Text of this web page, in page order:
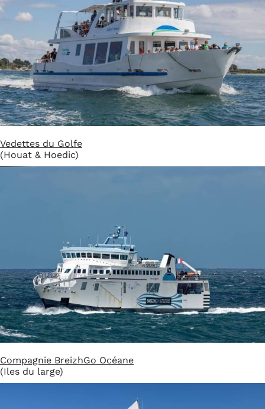
Vedettes du Golfe
(Houat & Hoedic)
Compagnie BreizhGo Océane
(Iles du large)